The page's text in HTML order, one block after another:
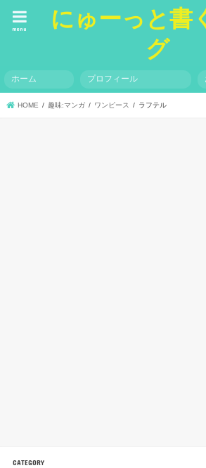
にゅーっと書
グ
menu
ホーム プロフィール
HOME 趣味:マンガ ワンピース ラフテル